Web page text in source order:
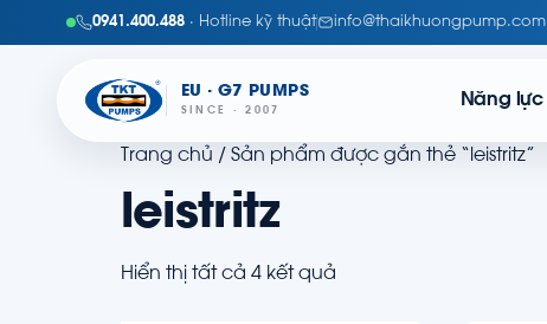
0941.400.488 · Hotline kỹ thuật info@thaikhuongpump.com
EU · G7 PUMPS
SINCE · 2007
Năng lực
Trang chủ / Sản phẩm được gắn thẻ “leistritz”
leistritz
Hiển thị tất cả 4 kết quả